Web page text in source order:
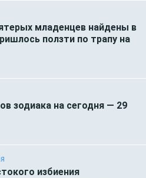
младенцев найдены в
ползти по трапу на
зодиака на сегодня — 29
избиения